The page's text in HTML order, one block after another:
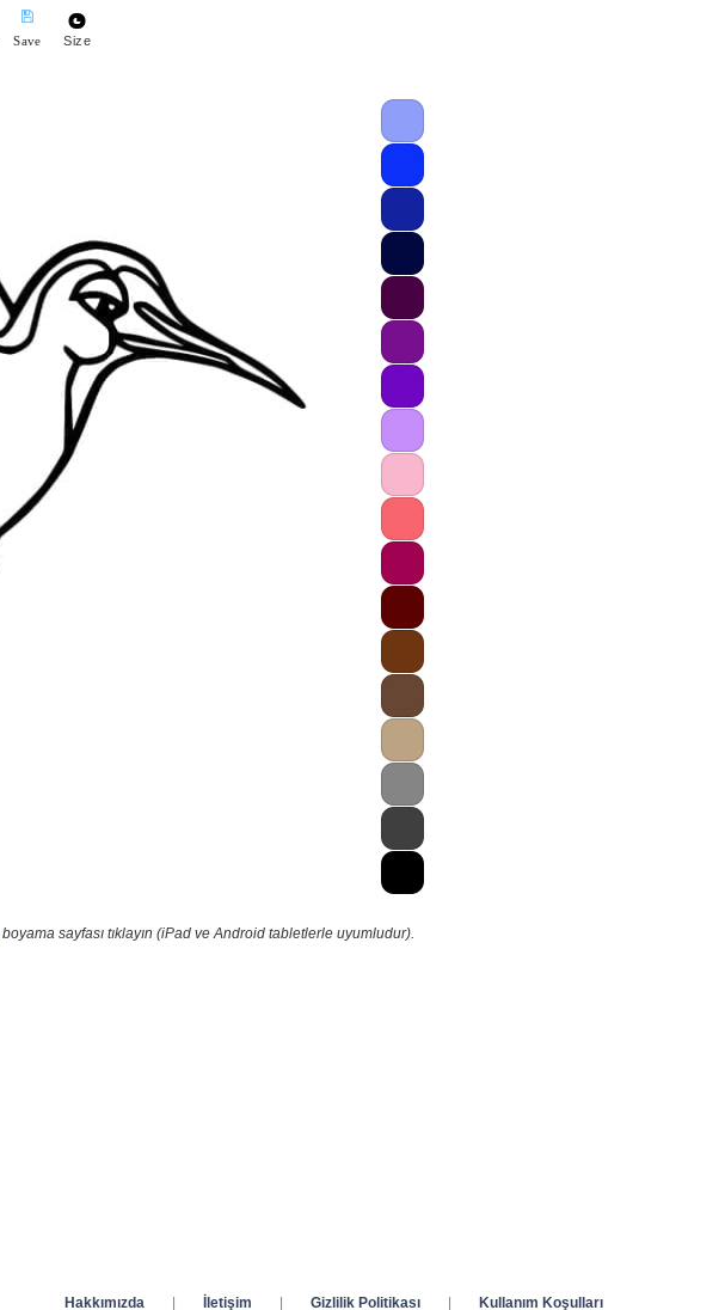
Save Size
boyama sayfası tıklayın (iPad ve Android tabletlerle uyumludur).
Hakkımızda İletişim Gizlilik Politikası Kullanım Koşulları